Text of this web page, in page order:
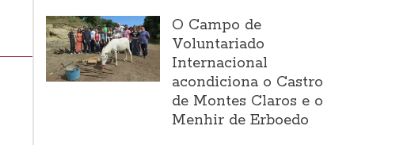
O Campo de
Voluntariado
Internacional
acondiciona o Castro
de Montes Claros e o
Menhir de Erboedo